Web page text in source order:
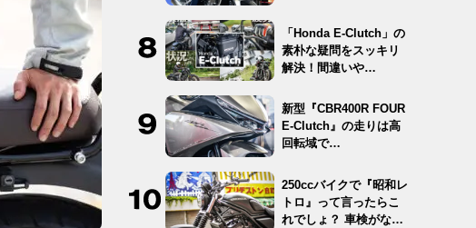
「Honda E-Clutch」の
素朴な疑問をスッキリ
解決！間違いや…
新型『CBR400R FOUR
E-Clutch』の走りは高
回転域で…
250ccバイクで『昭和レ
トロ』って言ったらこ
れでしょ？ 車検がな